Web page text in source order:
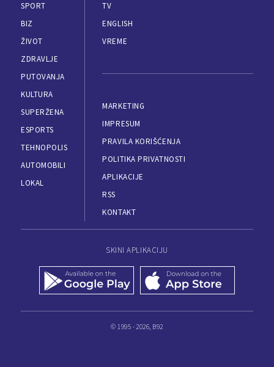
SPORT
BIZ
ŽIVOT
ZDRAVLJE
PUTOVANJA
KULTURA
SUPERŽENA
ESPORTS
TEHNOPOLIS
AUTOMOBILI
LOKAL
TV
ENGLISH
VREME
MARKETING
IMPRESUM
PRAVILA KORIŠĆENJA
POLITIKA PRIVATNOSTI
APLIKACIJE
RSS
KONTAKT
SKINI APLIKACIJU
© 1995 - 2026, B92